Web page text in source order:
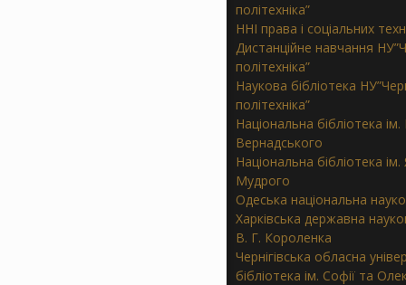
політехніка”
ННІ права і соціальних
Дистанційне навчання
політехніка”
Наукова бібліотека
політехніка”
Національна бібліотека ім.
Вернадського
Національна бібліотека
Мудрого
Одеська національна
Харківська державна
В. Г. Короленка
Чернігівська обласна
бібліотека ім. Софії та